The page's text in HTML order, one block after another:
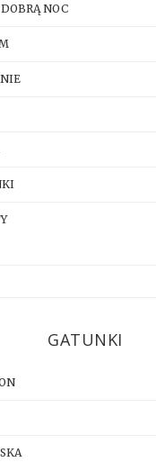
NOC
GATUNKI